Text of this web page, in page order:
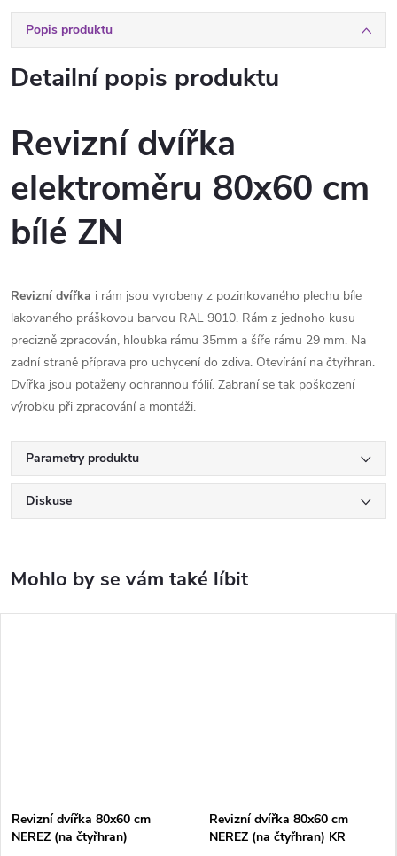
Popis produktu
Detailní popis produktu
Revizní dvířka
elektroměru 80x60 cm
bílé ZN
Revizní dvířka i rám jsou vyrobeny z pozinkovaného plechu bíle
lakovaného práškovou barvou RAL 9010. Rám z jednoho kusu
precizně zpracován, hloubka rámu 35mm a šíře rámu 29 mm. Na
zadní straně příprava pro uchycení do zdiva. Otevírání na čtyřhran.
Dvířka jsou potaženy ochrannou fólií. Zabraní se tak poškození
výrobku při zpracování a montáži.
Parametry produktu
Diskuse
Revizní dvířka 80x60 cm
NEREZ (na čtyřhran)
Revizní dvířka 80x60 cm
NEREZ (na čtyřhran) KR